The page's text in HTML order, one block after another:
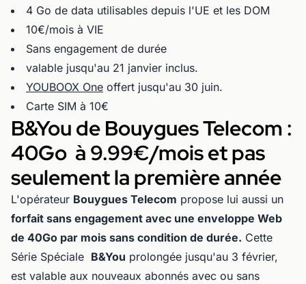
4 Go de data utilisables depuis l'UE et les DOM
10€/mois à VIE
Sans engagement de durée
valable jusqu'au 21 janvier inclus.
YOUBOOX One offert jusqu'au 30 juin.
Carte SIM à 10€
B&You de Bouygues Telecom :
40Go à 9.99€/mois et pas
seulement la première année
L'opérateur Bouygues Telecom propose lui aussi un
forfait sans engagement avec une enveloppe Web
de 40Go par mois sans condition de durée. Cette
Série Spéciale B&You prolongée jusqu'au 3 février,
est valable aux nouveaux abonnés avec ou sans